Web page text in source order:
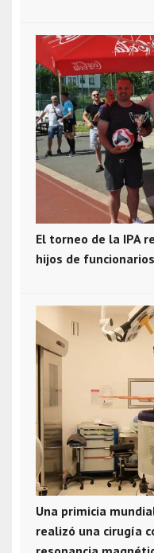
El torneo de la IPA
hijos de
Una primicia
realizó una cirugía